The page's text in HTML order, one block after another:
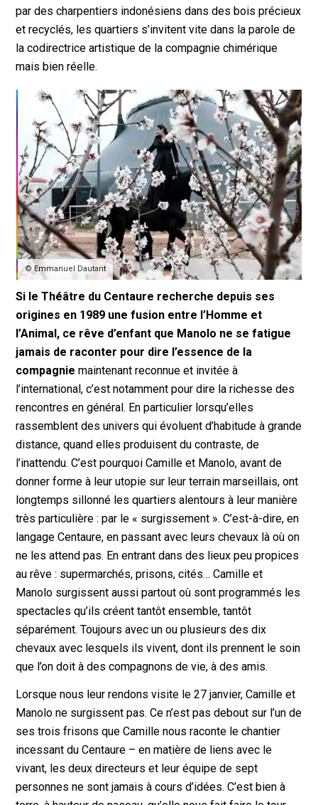
par des charpentiers indonésiens dans des bois précieux
et recyclés, les quartiers s’invitent vite dans la parole de
la codirectrice artistique de la compagnie chimérique
mais bien réelle.
© Emmanuel Dautant
Si le Théâtre du Centaure recherche depuis ses
origines en 1989 une fusion entre l’Homme et
l’Animal, ce rêve d’enfant que Manolo ne se fatigue
jamais de raconter pour dire l’essence de la
compagnie maintenant reconnue et invitée à
l’international, c’est notamment pour dire la richesse des
rencontres en général. En particulier lorsqu’elles
rassemblent des univers qui évoluent d’habitude à grande
distance, quand elles produisent du contraste, de
l’inattendu. C’est pourquoi Camille et Manolo, avant de
donner forme à leur utopie sur leur terrain marseillais, ont
longtemps sillonné les quartiers alentours à leur manière
très particulière : par le « surgissement ». C’est-à-dire, en
langage Centaure, en passant avec leurs chevaux là où on
ne les attend pas. En entrant dans des lieux peu propices
au rêve : supermarchés, prisons, cités… Camille et
Manolo surgissent aussi partout où sont programmés les
spectacles qu’ils créent tantôt ensemble, tantôt
séparément. Toujours avec un ou plusieurs des dix
chevaux avec lesquels ils vivent, dont ils prennent le soin
que l’on doit à des compagnons de vie, à des amis.
Lorsque nous leur rendons visite le 27 janvier, Camille et
Manolo ne surgissent pas. Ce n’est pas debout sur l’un de
ses trois frisons que Camille nous raconte le chantier
incessant du Centaure – en matière de liens avec le
vivant, les deux directeurs et leur équipe de sept
personnes ne sont jamais à cours d’idées. C’est bien à